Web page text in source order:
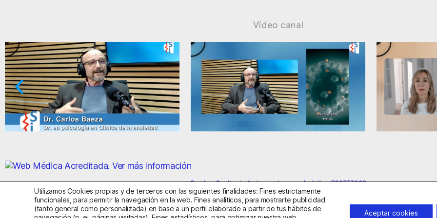
Vídeo canal
Centro Sanitario Autorizado con el código E08737002
Aviso LegalPolítica de PrivacidadPolítica de CookiesCondiciones Generales de
Utilizamos Cookies propias y de terceros con las siguientes finalidades: Fines estrictamente
funcionales, para permitir la navegación en la web. Fines analíticos, para mostrarte publicidad
(tanto general como personalizada) en base a un perfil elaborado a partir de tus hábitos de
Aceptar cookies